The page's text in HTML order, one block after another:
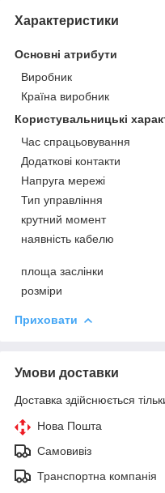
Характеристики
Основні атрибути
Виробник
Країна виробник
Користувальницькі
Час спрацьовування
Додаткові контакти
Напруга мережі
Тип управління
крутний момент
наявність кабелю
площа заслінки
розміри
Приховати
Умови доставки
Доставка здійснюється
Нова Пошта
Самовивіз
Транспортна компанія